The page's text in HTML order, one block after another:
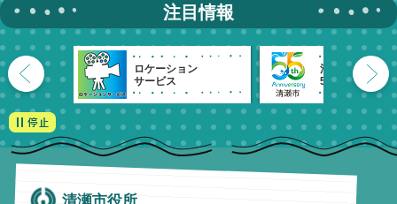
注目情報
ロケーション
サービス
清瀬市
55周年記念